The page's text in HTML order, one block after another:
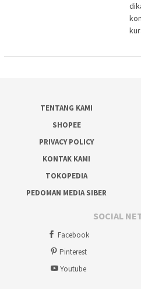
TENTANG KAMI
SHOPEE
PRIVACY POLICY
KONTAK KAMI
TOKOPEDIA
PEDOMAN MEDIA SIBER
SOCIAL
Facebook
Pinterest
Youtube